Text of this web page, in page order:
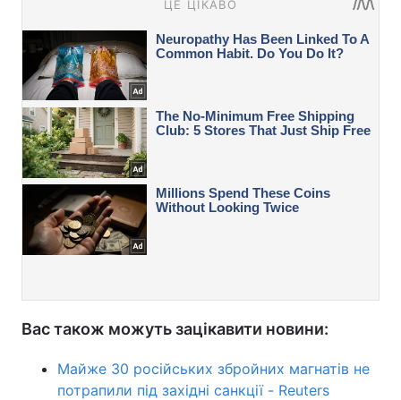
Вас також можуть зацікавити новини:
Майже 30 російських збройних магнатів не
потрапили під західні санкції - Reuters